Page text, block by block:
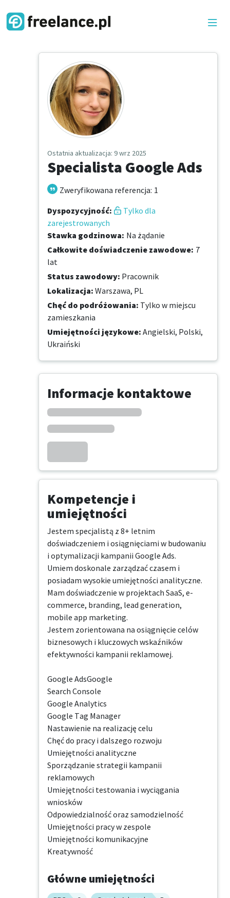
Ostatnia aktualizacja: 9 wrz 2025
Specialista Google Ads
Zweryfikowana referencja: 1
Dyspozycyjność:
Tylko dla
zarejestrowanych
Stawka godzinowa: Na żądanie
Całkowite doświadczenie zawodowe: 7
lat
Status zawodowy: Pracownik
Lokalizacja: Warszawa, PL
Chęć do podróżowania: Tylko w miejscu
zamieszkania
Umiejętności językowe: Angielski, Polski,
Ukraiński
Informacje kontaktowe
Kompetencje i
umiejętności
Jestem specjalistą z 8+ letnim
doświadczeniem i osiągnięciami w budowaniu
i optymalizacji kampanii Google Ads.
Umiem doskonale zarządzać czasem i
posiadam wysokie umiejętności analityczne.
Mam doświadczenie w projektach SaaS, e-
commerce, branding, lead generation,
mobile app marketing.
Jestem zorientowana na osiągnięcie celów
biznesowych i kluczowych wskaźników
efektywności kampanii reklamowej.
Google AdsGoogle
Search Console
Google Analytics
Google Tag Manager
Nastawienie na realizację celu
Chęć do pracy i dalszego rozwoju
Umiejętności analityczne
Sporządzanie strategii kampanii
reklamowych
Umiejętności testowania i wyciągania
wniosków
Odpowiedzialność oraz samodzielność
Umiejętności pracy w zespole
Umiejętności komunikacyjne
Kreatywność
Główne umiejętności